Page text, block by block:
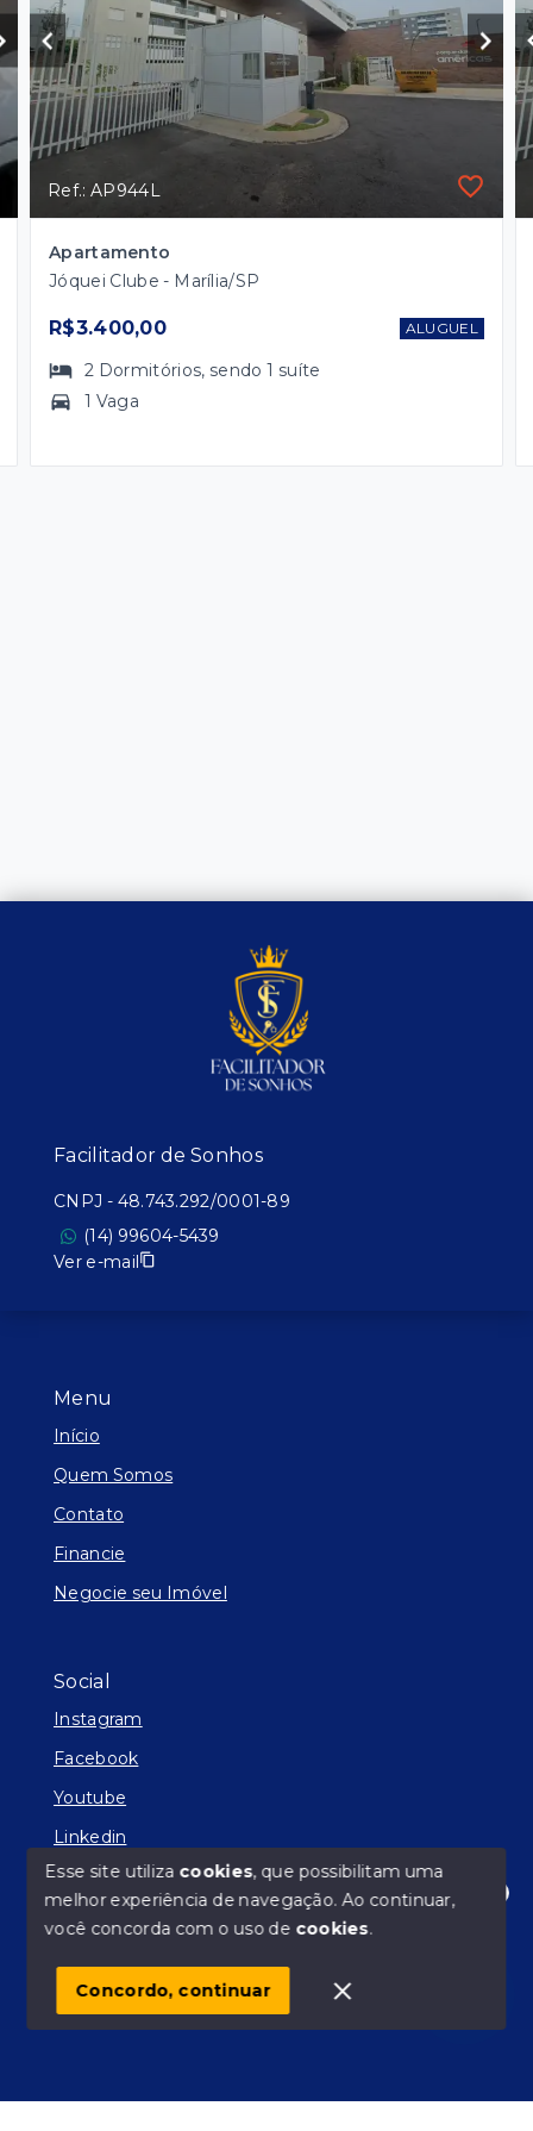
Ref.: AP944L
Apartamento
Jóquei Clube - Marília/SP
R$3.400,00 ALUGUEL
2 Dormitórios, sendo1 suíte
1 Vaga
Olá! Estamos disponíveis para te ajudar.
Menu
Início
Quem Somos
Contato
Financie
Negocie seu Imóvel
Social
Instagram
Facebook
Youtube
Linkedin
© Copyright 2026 - Facilitador de Sonhos - Todos os
SITE PARA IMOBILIARIA
Facilitador de Sonhos
CNPJ - 48.743.292/0001-89
(14) 99604-5439
Ver e-mail
Esse site utiliza cookies, que possibilitam uma
melhor experiência de navegação.Ao continuar,
você concorda com o uso de cookies.
Concordo, continuar